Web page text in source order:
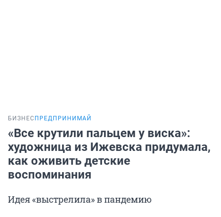
БИЗНЕС ПРЕДПРИНИМАЙ
«Все крутили пальцем у виска»:
художница из Ижевска придумала,
как оживить детские
воспоминания
Идея «выстрелила» в пандемию